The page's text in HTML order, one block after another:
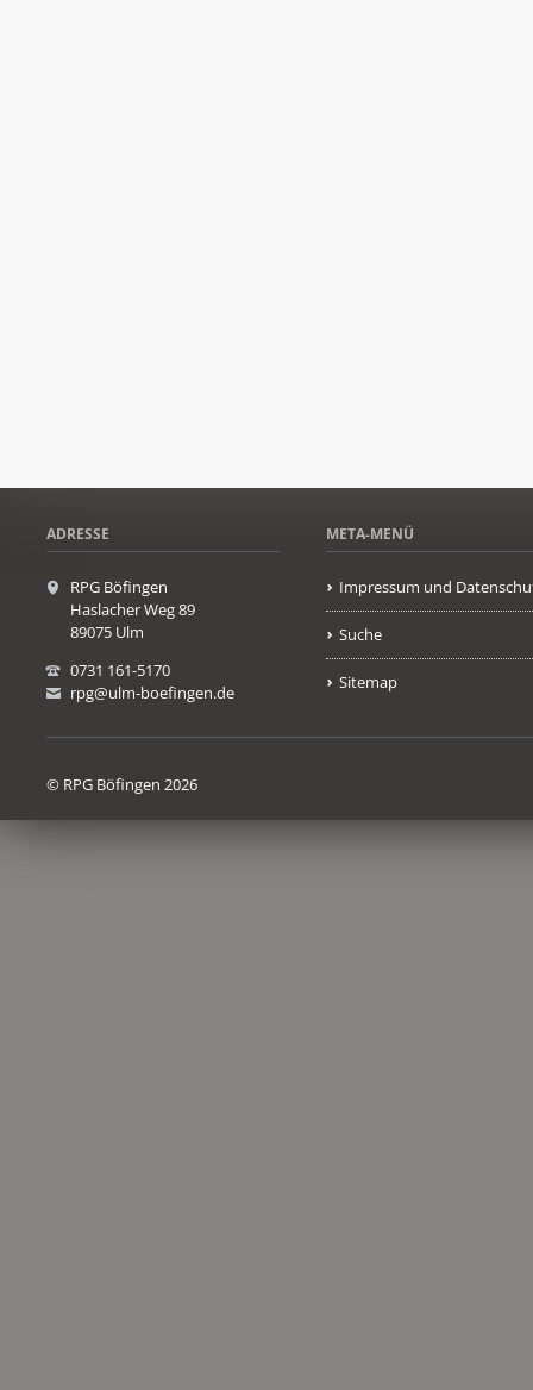
ADRESSE
RPG Böfingen
Haslacher Weg 89
89075 Ulm
0731 161-5170
rpg@ulm-boefingen.de
META-MENÜ
Impressum und
Suche
Sitemap
© RPG Böfingen 2026